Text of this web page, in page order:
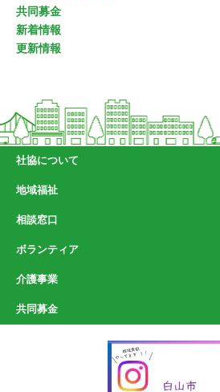
共同募金
新着情報
更新情報
社協について
地域福祉
相談窓口
ボランティア
介護事業
共同募金